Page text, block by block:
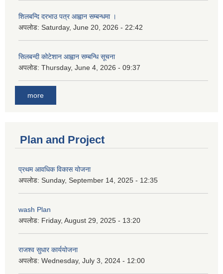
शिलबन्दि दरभाउ पत्र आह्वान सम्बन्धमा ।
अपलोड: Saturday, June 20, 2026 - 22:42
सिलबन्दी कोटेशान आह्वान सम्बन्धि सूचना
अपलोड: Thursday, June 4, 2026 - 09:37
more
Plan and Project
प्रथम आवधिक विकास योजना
अपलोड: Sunday, September 14, 2025 - 12:35
wash Plan
अपलोड: Friday, August 29, 2025 - 13:20
राजश्व सुधार कार्ययोजना
अपलोड: Wednesday, July 3, 2024 - 12:00